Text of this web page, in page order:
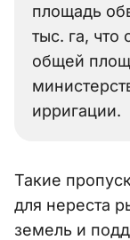
площадь
тыс. га, что
общей
ирригации.
Такие
для нереста
земель и